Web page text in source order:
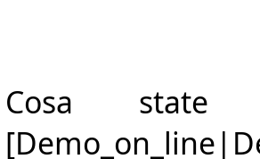
Cosa state